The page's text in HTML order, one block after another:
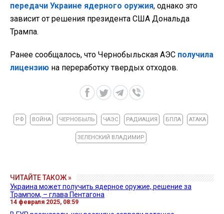
передачи Украине ядерного оружия, однако это
зависит от решения президента США Дональда
Трампа.
Ранее сообщалось, что Чернобыльская АЭС получила
лицензию на переработку твердых отходов.
РФ ВОЙНА ЧЕРНОБЫЛЬ ЧАЭС РАДИАЦИЯ БПЛА АТАКА
ЗЕЛЕНСКИЙ ВЛАДИМИР
ЧИТАЙТЕ ТАКОЖ »
Украина может получить ядерное оружие, решение за
Трампом, – глава Пентагона
14 февраля 2025, 08:59